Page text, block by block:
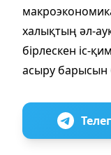
халықтың әл-
бірлескен іс-
асыру барысын